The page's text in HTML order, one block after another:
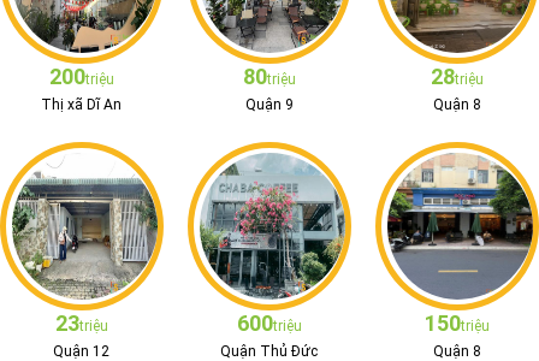
200triệu
Thị xã Dĩ An
80triệu
Quận 9
28triệu
Quận 8
23triệu
Quận 12
600triệu
Quận Thủ Đức
150triệu
Quận 8